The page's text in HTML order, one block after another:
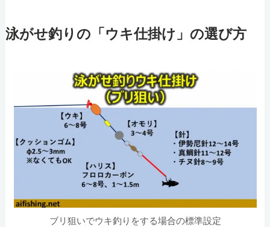
泳がせ釣りの「ウキ仕掛け」の選び方
ブリ狙いでウキ釣りをする場合の標準設定